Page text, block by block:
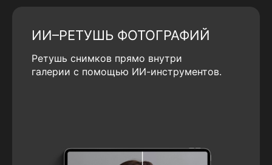
ИИ–РЕТУШЬ ФОТОГРАФИЙ
Ретушь снимков прямо внутри
галерии с помощью ИИ-инструментов.